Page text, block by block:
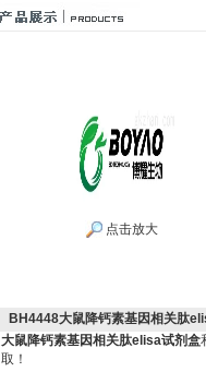
点击放大
BH4448大鼠降钙素基因相关肽
大鼠降钙素基因相关肽elisa试剂盒
取！